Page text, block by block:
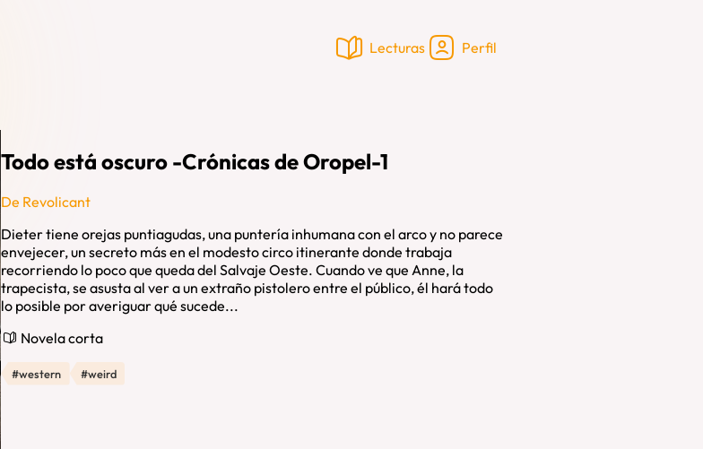
Lecturas Perfil
Todo está oscuro -Crónicas de Oropel-1
De Revolicant
Dieter tiene orejas puntiagudas, una puntería inhumana con el arco y no parece
envejecer, un secreto más en el modesto circo itinerante donde trabaja
recorriendo lo poco que queda del Salvaje Oeste. Cuando ve que Anne, la
trapecista, se asusta al ver a un extraño pistolero entre el público, él hará todo
lo posible por averiguar qué sucede...
Novela corta
#western #weird